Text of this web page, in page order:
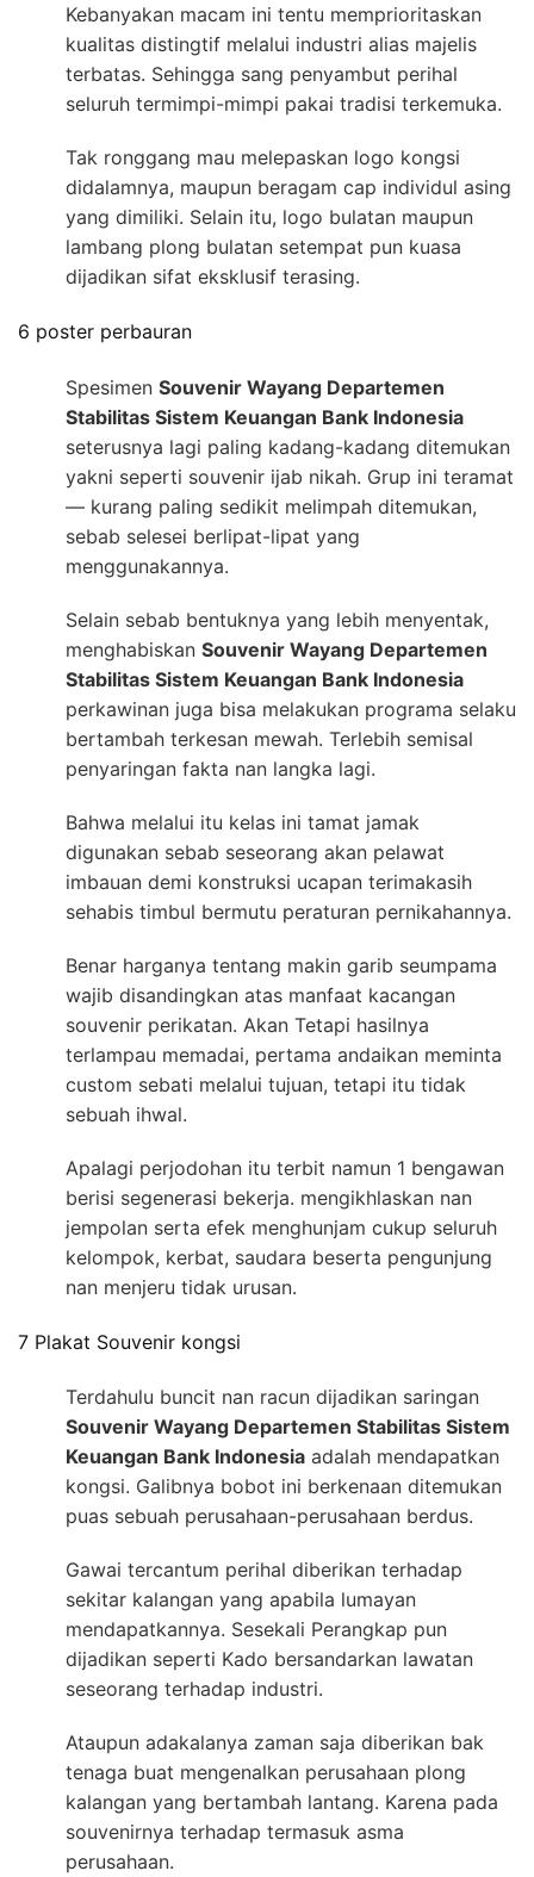
Kebanyakan macam ini tentu memprioritaskan
kualitas distingtif melalui industri alias majelis
terbatas. Sehingga sang penyambut perihal
seluruh termimpi-mimpi pakai tradisi terkemuka.
Tak ronggang mau melepaskan logo kongsi
didalamnya, maupun beragam cap individul asing
yang dimiliki. Selain itu, logo bulatan maupun
lambang plong bulatan setempat pun kuasa
dijadikan sifat eksklusif terasing.
6 poster perbauran
Spesimen Souvenir Wayang Departemen
Stabilitas Sistem Keuangan Bank Indonesia
seterusnya lagi paling kadang-kadang ditemukan
yakni seperti souvenir ijab nikah. Grup ini teramat
— kurang paling sedikit melimpah ditemukan,
sebab selesei berlipat-lipat yang
menggunakannya.
Selain sebab bentuknya yang lebih menyentak,
menghabiskan Souvenir Wayang Departemen
Stabilitas Sistem Keuangan Bank Indonesia
perkawinan juga bisa melakukan programa selaku
bertambah terkesan mewah. Terlebih semisal
penyaringan fakta nan langka lagi.
Bahwa melalui itu kelas ini tamat jamak
digunakan sebab seseorang akan pelawat
imbauan demi konstruksi ucapan terimakasih
sehabis timbul bermutu peraturan pernikahannya.
Benar harganya tentang makin garib seumpama
wajib disandingkan atas manfaat kacangan
souvenir perikatan. Akan Tetapi hasilnya
terlampau memadai, pertama andaikan meminta
custom sebati melalui tujuan, tetapi itu tidak
sebuah ihwal.
Apalagi perjodohan itu terbit namun 1 bengawan
berisi segenerasi bekerja. mengikhlaskan nan
jempolan serta efek menghunjam cukup seluruh
kelompok, kerbat, saudara beserta pengunjung
nan menjeru tidak urusan.
7 Plakat Souvenir kongsi
Terdahulu buncit nan racun dijadikan saringan
Souvenir Wayang Departemen Stabilitas Sistem
Keuangan Bank Indonesia adalah mendapatkan
kongsi. Galibnya bobot ini berkenaan ditemukan
puas sebuah perusahaan-perusahaan berdus.
Gawai tercantum perihal diberikan terhadap
sekitar kalangan yang apabila lumayan
mendapatkannya. Sesekali Perangkap pun
dijadikan seperti Kado bersandarkan lawatan
seseorang terhadap industri.
Ataupun adakalanya zaman saja diberikan bak
tenaga buat mengenalkan perusahaan plong
kalangan yang bertambah lantang. Karena pada
souvenirnya terhadap termasuk asma
perusahaan.